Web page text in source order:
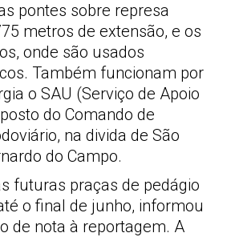
pontes sobre represa
metros de extensão, e os
onde são usados
Também funcionam por
o SAU (Serviço de Apoio
do Comando de
na divida de São
do Campo.
futuras praças de pedágio
o final de junho, informou
de nota à reportagem. A